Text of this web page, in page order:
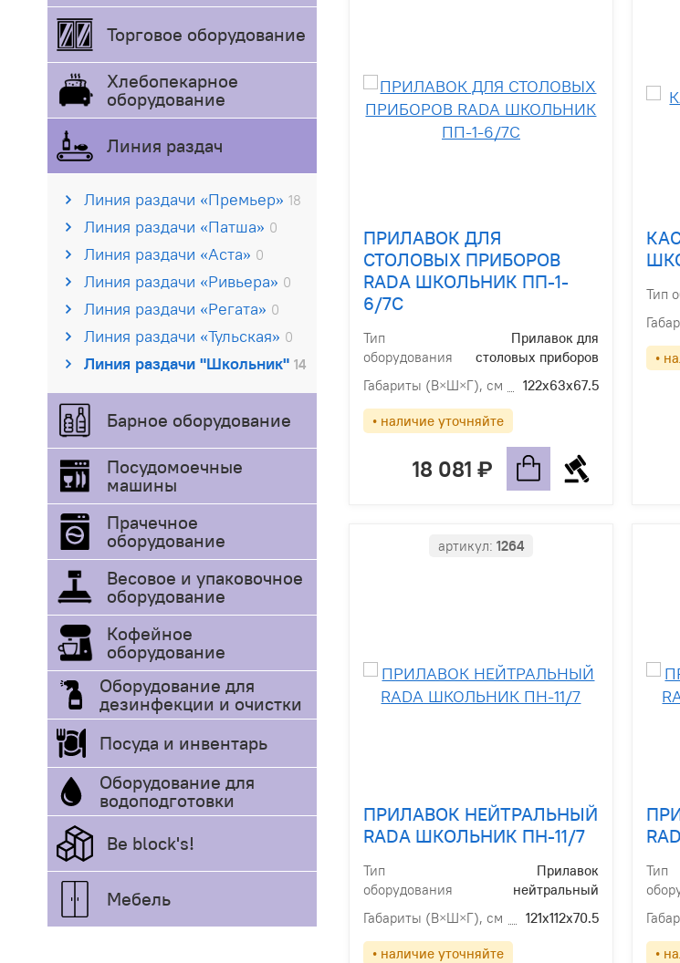
Торговое оборудование
Хлебопекарное
оборудование
Линия раздач
Линия раздачи «Премьер» 18
Линия раздачи «Патша» 0
Линия раздачи «Аста» 0
Линия раздачи «Ривьера» 0
Линия раздачи «Регата» 0
Линия раздачи «Тульская» 0
Линия раздачи "Школьник" 14
Барное оборудование
Посудомоечные
машины
Прачечное
оборудование
Весовое и упаковочное
оборудование
Кофейное
оборудование
Оборудование для
дезинфекции и очистки
Посуда и инвентарь
Оборудование для
водоподготовки
Be block's!
Мебель
ПРИЛАВОК ДЛЯ
СТОЛОВЫХ ПРИБОРОВ
RADA ШКОЛЬНИК ПП-1-
6/7С
Тип
оборудования
Прилавок для
столовых приборов
Габариты (В×Ш×Г), см
122х63х67.5
• наличие уточняйте
18 081
Тип
•
артикул: 1264
ПРИЛАВОК НЕЙТРАЛЬНЫЙ
RADA ШКОЛЬНИК ПН-11/7
Тип
оборудования
Прилавок
нейтральный
Габариты (В×Ш×Г), см
121х112х70.5
• наличие уточняйте
Тип
•